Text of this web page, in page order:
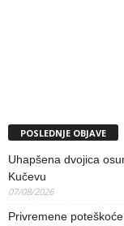
POSLEDNJE OBJAVE
Uhapšena dvojica
Kučevu
07/08/2026
Privremene